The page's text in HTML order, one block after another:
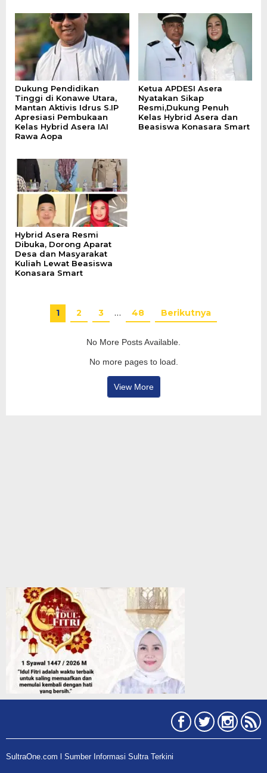
Dukung Pendidikan
Tinggi di Konawe Utara,
Mantan Aktivis Idrus S.IP
Apresiasi Pembukaan
Kelas Hybrid Asera IAI
Rawa Aopa
Ketua APDESI Asera
Nyatakan Sikap
Resmi,Dukung Penuh
Kelas Hybrid Asera dan
Beasiswa Konasara Smart
Hybrid Asera Resmi
Dibuka, Dorong Aparat
Desa dan Masyarakat
Kuliah Lewat Beasiswa
Konasara Smart
1 2 3 … 48 Berikutnya
No More Posts Available.
No more pages to load.
View More
SultraOne.com l Sumber Informasi Sultra Terkini